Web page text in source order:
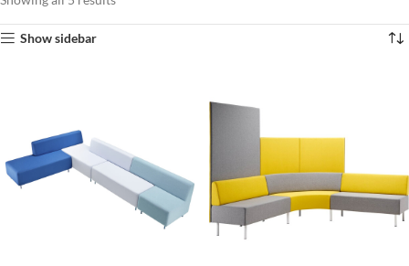
Show sidebar